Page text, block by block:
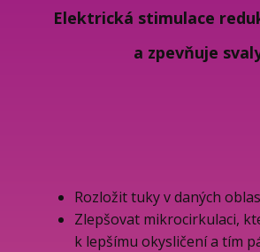
Elektrická stimulace
a zpevňuje
Rozložit tuky v daných
Zlepšovat mikrocirkulaci,
k lepšímu okysličení a tím